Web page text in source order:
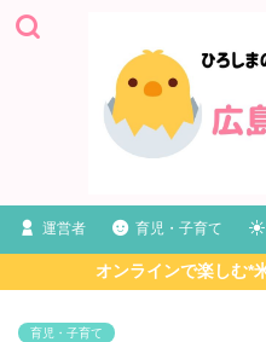
運営者 育児・子育て
オンラインで楽しむ*
育児・子育て